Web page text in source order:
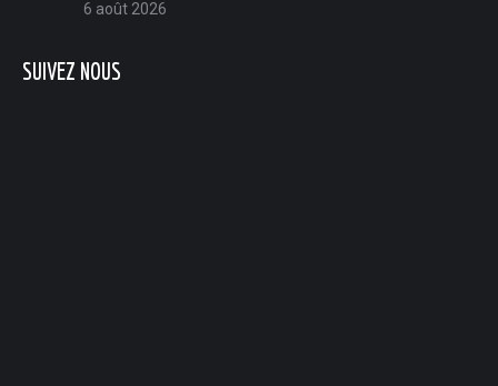
6 août 2026
SUIVEZ NOUS